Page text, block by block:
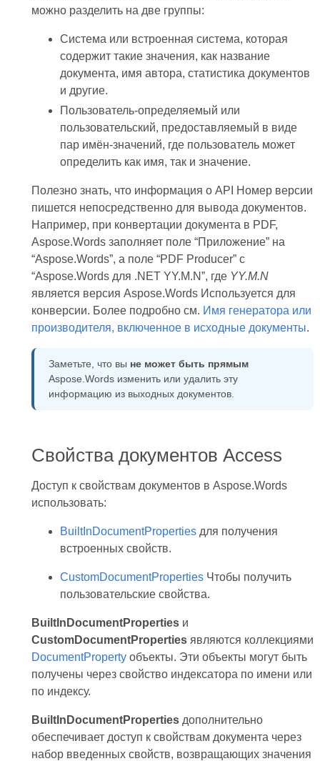
можно разделить на две группы:
Система или встроенная система, которая
содержит такие значения, как название
документа, имя автора, статистика документов
и другие.
Пользователь-определяемый или
пользовательский, предоставляемый в виде
пар имён-значений, где пользователь может
определить как имя, так и значение.
Полезно знать, что информация о API Номер версии
пишется непосредственно для вывода документов.
Например, при конвертации документа в PDF,
Aspose.Words заполняет поле “Приложение” на
“Aspose.Words”, а поле “PDF Producer” с
“Aspose.Words для .NET YY.M.N”, где YY.M.N
является версия Aspose.Words Используется для
конверсии. Более подробно см. Имя генератора или
производителя, включенное в исходные документы.
Заметьте, что вы не может быть прямым
Aspose.Words изменить или удалить эту
информацию из выходных документов.
Свойства документов Access
Доступ к свойствам документов в Aspose.Words
использовать:
BuiltInDocumentPropertiesдля получения
встроенных свойств.
CustomDocumentPropertiesЧтобы получить
пользовательские свойства.
BuiltInDocumentPropertiesи
CustomDocumentPropertiesявляются коллекциями
DocumentPropertyобъекты. Эти объекты могут быть
получены через свойство индексатора по имени или
по индексу.
BuiltInDocumentPropertiesдополнительно
обеспечивает доступ к свойствам документа через
набор введенных свойств, возвращающих значения